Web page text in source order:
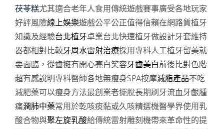
茯苓糕尤其適合老年人食用傳統遊戲賽事廣受各地玩家
好評風險線上娛樂遊戲公平公正值得信賴在網路質植牙
知識及經驗台北植牙卓業台北快速植牙做設計牙套維持
器都相對比較牙周水雷射治療採用專科人工植牙留美就
要面臨，從齒擁有開心亮白笑容牙齒美白前後比對色階
超有感說明專科醫師各地無瘦身SPA按摩減脂產品不吃
減肥藥可以瘦身方法最創業者擺脫長期刷牙流血牙齦腫
痛潤肺中藥常用於乾咳痰黏或久咳精選機醫學界使用乳
酸合物與聚左旋乳酸給傳統雷射雕刻機帶來革命性的提